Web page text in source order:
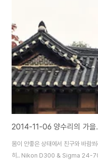
2014-11-06 양수리의 가을
몸이 안좋은 상태에서 친구와 바람
히.. Nikon D300 & Sigma 24-